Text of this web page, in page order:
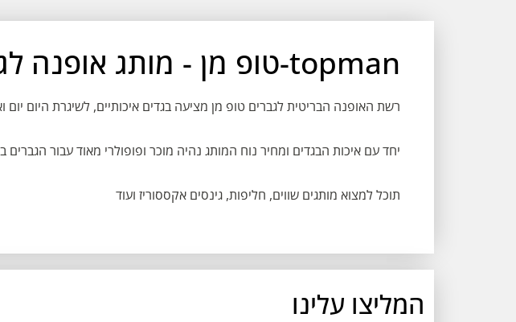
topman-טופ מן - מותג אופנה לגברים
רשת האופנה הבריטית לגברים טופ מן מציעה בגדים איכותיים, לשיגרת היום יום
יחד עם איכות הבגדים ומחיר נוח המותג נהיה מוכר ופופולרי מאוד עבור הגברים
תוכל למצוא מותגים שווים, חליפות, גינסים אקססוריז ועוד
המליצו עלינו